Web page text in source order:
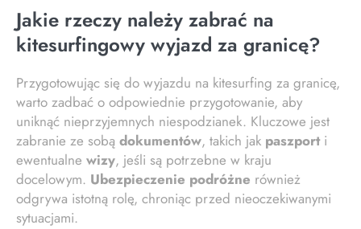
Jakie rzeczy należy zabrać na
kitesurfingowy wyjazd za granicę?
Przygotowując się do wyjazdu na kitesurfing za granicę,
warto zadbać o odpowiednie przygotowanie, aby
uniknąć nieprzyjemnych niespodzianek. Kluczowe jest
zabranie ze sobą dokumentów, takich jak paszporti
ewentualne wizy, jeśli są potrzebne w kraju
docelowym. Ubezpieczenie podróżne również
odgrywa istotną rolę, chroniąc przed nieoczekiwanymi
sytuacjami.